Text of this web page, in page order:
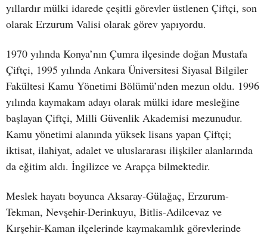
yıllardır mülki idarede çeşitli görevler üstlenen Çiftçi, son
olarak Erzurum Valisi olarak görev yapıyordu.
1970 yılında Konya’nın Çumra ilçesinde doğan Mustafa
Çiftçi, 1995 yılında Ankara Üniversitesi Siyasal Bilgiler
Fakültesi Kamu Yönetimi Bölümü’nden mezun oldu. 1996
yılında kaymakam adayı olarak mülki idare mesleğine
başlayan Çiftçi, Milli Güvenlik Akademisi mezunudur.
Kamu yönetimi alanında yüksek lisans yapan Çiftçi;
iktisat, ilahiyat, adalet ve uluslararası ilişkiler alanlarında
da eğitim aldı. İngilizce ve Arapça bilmektedir.
Meslek hayatı boyunca Aksaray-Gülağaç, Erzurum-
Tekman, Nevşehir-Derinkuyu, Bitlis-Adilcevaz ve
Kırşehir-Kaman ilçelerinde kaymakamlık görevlerinde